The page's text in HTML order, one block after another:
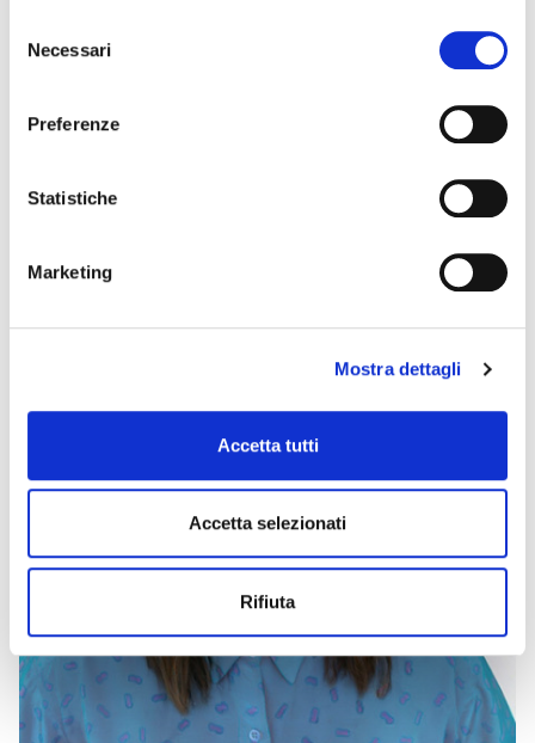
delNecessari
Preferenze
Statistiche
Marketing
Mostra dettagli
Accetta tutti
Accetta selezionati
Rifiuta
social creativity.